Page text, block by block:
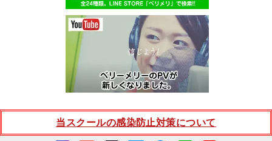
当スクールの感染防止対策について